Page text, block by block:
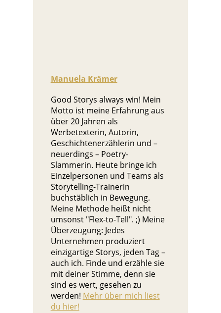
Manuela Krämer
Good Storys always win! Mein
Motto ist meine Erfahrung aus
über 20 Jahren als
Werbetexterin, Autorin,
Geschichtenerzählerin und –
neuerdings – Poetry-
Slammerin. Heute bringe ich
Einzelpersonen und Teams als
Storytelling-Trainerin
buchstäblich in Bewegung.
Meine Methode heißt nicht
umsonst "Flex-to-Tell". ;) Meine
Überzeugung: Jedes
Unternehmen produziert
einzigartige Storys, jeden Tag –
auch ich. Finde und erzähle sie
mit deiner Stimme, denn sie
sind es wert, gesehen zu
werden! Mehr über mich liest
du hier!